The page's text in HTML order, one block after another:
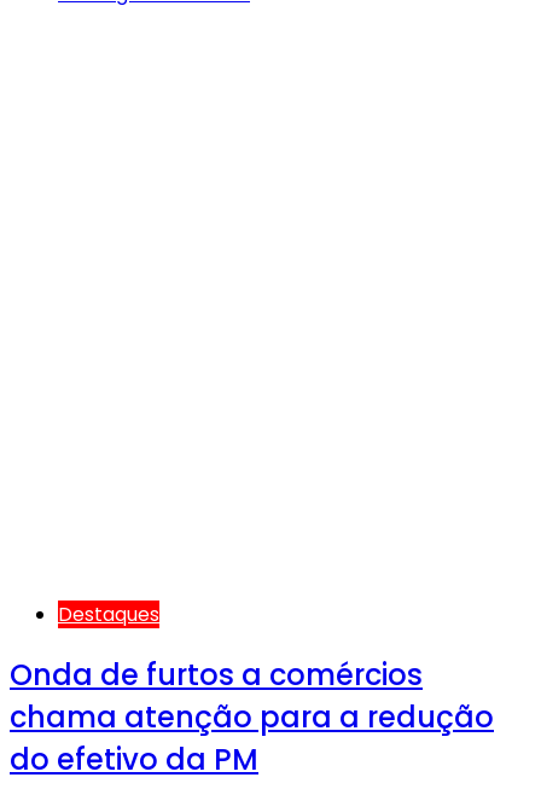
Destaques
Onda de furtos a comércios
chama atenção para a redução
do efetivo da PM